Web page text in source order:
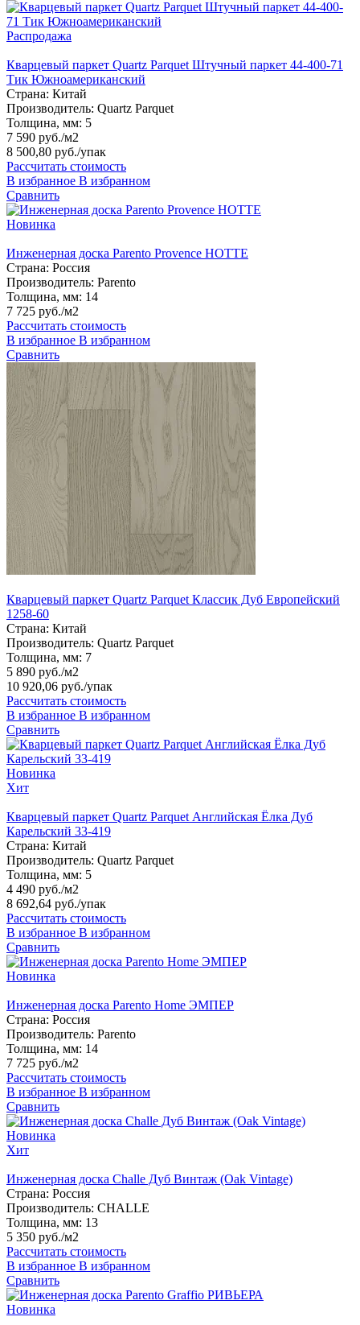
Распродажа
Кварцевый паркет Quartz Parquet Штучный паркет 44-400-71
Тик Южноамериканский
Страна: Китай
Производитель: Quartz Parquet
Толщина, мм: 5
7 590 руб./м2
8 500,80 руб./упак
Рассчитать стоимость
В избранное В избранном
Сравнить
Новинка
Инженерная доска Parento Provence НОТТЕ
Страна: Россия
Производитель: Parento
Толщина, мм: 14
7 725 руб./м2
Рассчитать стоимость
В избранное В избранном
Сравнить
Кварцевый паркет Quartz Parquet Классик Дуб Европейский
1258-60
Страна: Китай
Производитель: Quartz Parquet
Толщина, мм: 7
5 890 руб./м2
10 920,06 руб./упак
Рассчитать стоимость
В избранное В избранном
Сравнить
Новинка
Хит
Кварцевый паркет Quartz Parquet Английская Ёлка Дуб
Карельский 33-419
Страна: Китай
Производитель: Quartz Parquet
Толщина, мм: 5
4 490 руб./м2
8 692,64 руб./упак
Рассчитать стоимость
В избранное В избранном
Сравнить
Новинка
Инженерная доска Parento Home ЭМПЕР
Страна: Россия
Производитель: Parento
Толщина, мм: 14
7 725 руб./м2
Рассчитать стоимость
В избранное В избранном
Сравнить
Новинка
Хит
Инженерная доска Challe Дуб Винтаж (Oak Vintage)
Страна: Россия
Производитель: CHALLE
Толщина, мм: 13
5 350 руб./м2
Рассчитать стоимость
В избранное В избранном
Сравнить
Новинка